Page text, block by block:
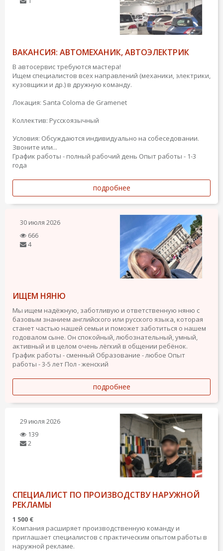
ВАКАНСИЯ: АВТОМЕХАНИК, АВТОЭЛЕКТРИК
В автосервис требуются мастера!
Ищем специалистов всех направлений (механики, электрики,
кузовщики и др.) в дружную команду.
Локация: Santa Coloma de Gramenet
Коллектив: Русскоязычный
Условия: Обсуждаются индивидуально на собеседовании.
Звоните или...
График работы - полный рабочий день Опыт работы - 1-3
года
подробнее
30 июля 2026
666
4
ИЩЕМ НЯНЮ
Мы ищем надёжную, заботливую и ответственную няню с
базовым знанием английского или русского языка, которая
станет частью нашей семьи и поможет заботиться о нашем
годовалом сыне. Он спокойный, любознательный, умный,
активный и в целом очень лёгкий в общении ребёнок.
График работы - сменный Образование - любое Опыт
работы - 3-5 лет Пол - женский
подробнее
29 июля 2026
139
2
СПЕЦИАЛИСТ ПО ПРОИЗВОДСТВУ НАРУЖНОЙ
РЕКЛАМЫ
1 500 €
Компания расширяет производственную команду и
приглашает специалистов с практическим опытом работы в
наружной рекламе.